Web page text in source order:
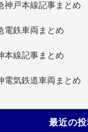
神戸本線記事まとめ
電鉄車両まとめ
本線記事まとめ
電気鉄道車両まとめ
最近の